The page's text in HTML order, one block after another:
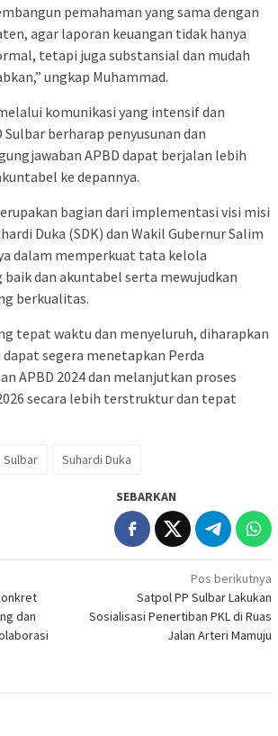
pemahaman yang sama dengan
agar laporan keuangan tidak hanya
tetapi juga substansial dan mudah
ungkap Muhammad.
komunikasi yang intensif dan
berharap penyusunan dan
APBD dapat berjalan lebih
ke depannya.
bagian dari implementasi visi misi
Duka (SDK) dan Wakil Gubernur Salim
dalam memperkuat tata kelola
dan akuntabel serta mewujudkan
berkualitas.
tepat waktu dan menyeluruh, diharapkan
segera menetapkan Perda
APBD 2024 dan melanjutkan proses
secara lebih terstruktur dan tepat
Suhardi Duka
SEBARKAN
dan
Pos berikutnya
Satpol PP Sulbar Lakukan
Sosialisasi Penertiban PKL di Ruas
Jalan Arteri Mamuju